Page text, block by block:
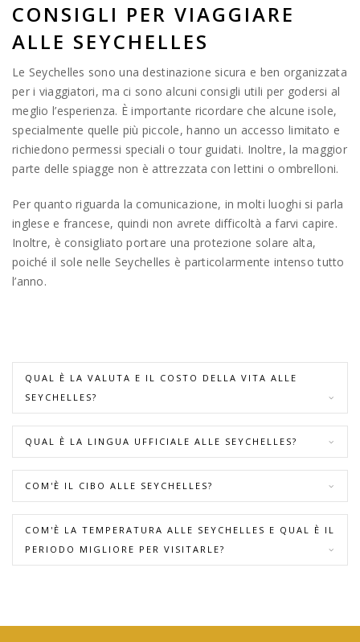
CONSIGLI PER VIAGGIARE
ALLE SEYCHELLES
Le Seychelles sono una destinazione sicura e ben organizzata
per i viaggiatori, ma ci sono alcuni consigli utili per godersi al
meglio l’esperienza. È importante ricordare che alcune isole,
specialmente quelle più piccole, hanno un accesso limitato e
richiedono permessi speciali o tour guidati. Inoltre, la maggior
parte delle spiagge non è attrezzata con lettini o ombrelloni.
Per quanto riguarda la comunicazione, in molti luoghi si parla
inglese e francese, quindi non avrete difficoltà a farvi capire.
Inoltre, è consigliato portare una protezione solare alta,
poiché il sole nelle Seychelles è particolarmente intenso tutto
l’anno.
QUAL È LA VALUTA E IL COSTO DELLA VITA ALLE
SEYCHELLES?
QUAL È LA LINGUA UFFICIALE ALLE SEYCHELLES?
COM'È IL CIBO ALLE SEYCHELLES?
COM'È LA TEMPERATURA ALLE SEYCHELLES E QUAL È IL
PERIODO MIGLIORE PER VISITARLE?